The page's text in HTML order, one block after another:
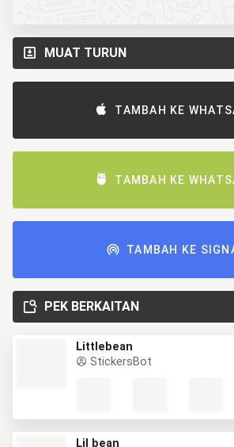
MUAT TURUN
TAMBAH KE
TAMBAH KE
TAMBAH KE
PEK BERKAITAN
Littlebean
StickersBot
Lil bean